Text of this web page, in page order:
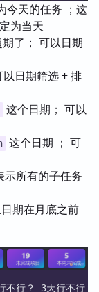
今天的任务 ；这
为当天
期了； 可以日期
以日期筛选 + 排
这个日期； 可以
这个日期 ； 可
示所有的子任务
期在月底之前
行？ 3天行不行